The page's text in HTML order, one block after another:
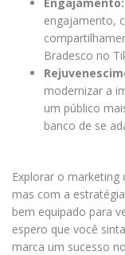
engajamento,
Bradesco no
modernizar a
um público
banco de se
Explorar o
mas com a
bem equipado para
espero que você
marca um sucesso